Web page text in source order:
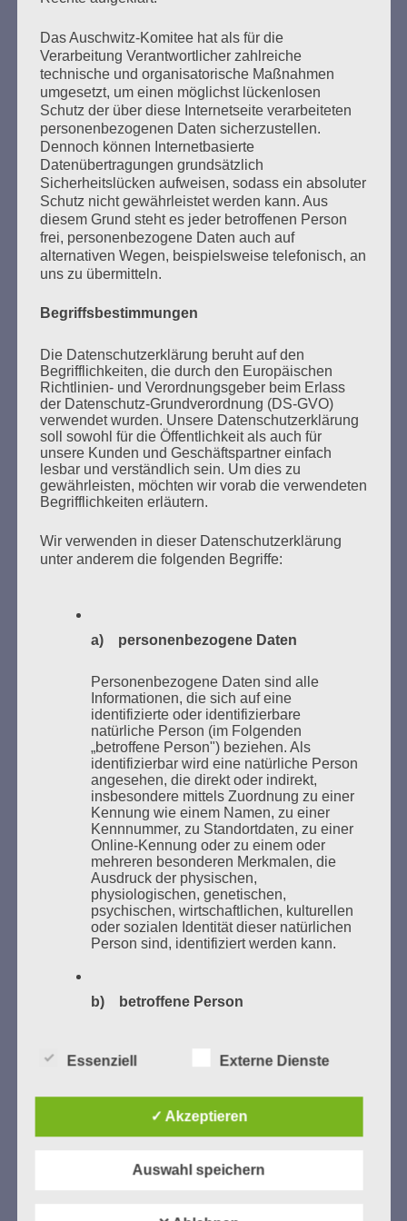
der
Beiträge
Ich kann mir nichts Schlimmeres vorstellen, als dass
die Erfahrung meiner Generation in Vergessenheit
gerät. Dann wären alle Opfer des Faschismus und
des Krieges, alles, was wir erlitten haben, umsonst
gewesen.
Aber ihr seid da. Wir bauen auf euch. Ich vertraue
euch, liebe Freundinnen und Freunde! Eine bessere
Esther Bejarano - 6. September 2019
SUCHEN
NACH:
MARATHONLESUNG AUS DEN
VERBRANNTEN BÜCHERN
Donnerstag, 21. Mai 2026, 11 – 18 Uhr
Zum 26. Mal gibt es eine Marathonlesung anlässlich
des Gedenkens an die Verbrennung von Büchern am
Kaifu-Ufer – genau an dem Ort, wo im Mai 1933 NS-
Studentenorganisationen und Burschenschaftler
Bücher verbrannten.
Weitere Informationen:lesezeichen-setzen.de
GEDENKEN UND ERINNERN BEGINNT IN
UNSERER NACHBARSCHAFT
Das Auschwitz-Komitee hat als für die
Verarbeitung Verantwortlicher zahlreiche
technische und organisatorische Maßnahmen
umgesetzt, um einen möglichst lückenlosen
Schutz der über diese Internetseite verarbeiteten
personenbezogenen Daten sicherzustellen.
Dennoch können Internetbasierte
Datenübertragungen grundsätzlich
Sicherheitslücken aufweisen, sodass ein absoluter
Schutz nicht gewährleistet werden kann. Aus
diesem Grund steht es jeder betroffenen Person
frei, personenbezogene Daten auch auf
alternativen Wegen, beispielsweise telefonisch, an
uns zu übermitteln.
Begriffsbestimmungen
Die Datenschutzerklärung beruht auf den
Begrifflichkeiten, die durch den Europäischen
Richtlinien- und Verordnungsgeber beim Erlass
der Datenschutz-Grundverordnung (DS-GVO)
verwendet wurden. Unsere Datenschutzerklärung
soll sowohl für die Öffentlichkeit als auch für
unsere Kunden und Geschäftspartner einfach
lesbar und verständlich sein. Um dies zu
gewährleisten, möchten wir vorab die verwendeten
Begrifflichkeiten erläutern.
Wir verwenden in dieser Datenschutzerklärung
unter anderem die folgenden Begriffe:
a) personenbezogene Daten
Personenbezogene Daten sind alle
Informationen, die sich auf eine
identifizierte oder identifizierbare
natürliche Person (im Folgenden
„betroffene Person") beziehen. Als
identifizierbar wird eine natürliche Person
angesehen, die direkt oder indirekt,
insbesondere mittels Zuordnung zu einer
Kennung wie einem Namen, zu einer
Kennnummer, zu Standortdaten, zu einer
Online-Kennung oder zu einem oder
mehreren besonderen Merkmalen, die
Ausdruck der physischen,
physiologischen, genetischen,
psychischen, wirtschaftlichen, kulturellen
oder sozialen Identität dieser natürlichen
Person sind, identifiziert werden kann.
b) betroffene Person
oder identifizierbare natürliche Person,
verarbeitet werden.
c) Verarbeitung
Essenziell Externe Dienste
✓ Akzeptieren
Auswahl speichern